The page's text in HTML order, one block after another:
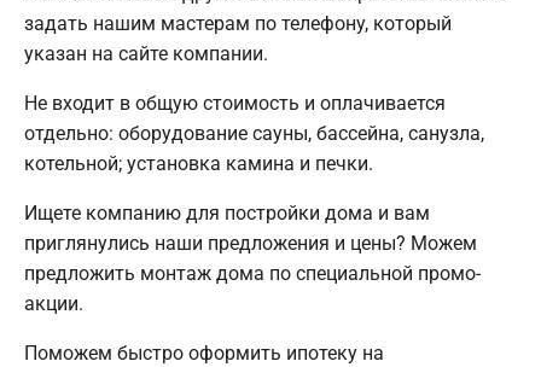
задать нашим мастерам по телефону, который
указан на сайте компании.
Не входит в общую стоимость и оплачивается
отдельно: оборудование сауны, бассейна, санузла,
котельной; установка камина и печки.
Ищете компанию для постройки дома и вам
приглянулись наши предложения и цены? Можем
предложить монтаж дома по специальной промо-
акции.
Поможем быстро оформить ипотеку на